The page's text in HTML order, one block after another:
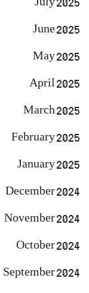
June 2025
May 2025
April 2025
March 2025
February 2025
January 2025
December 2024
November 2024
October 2024
September 2024